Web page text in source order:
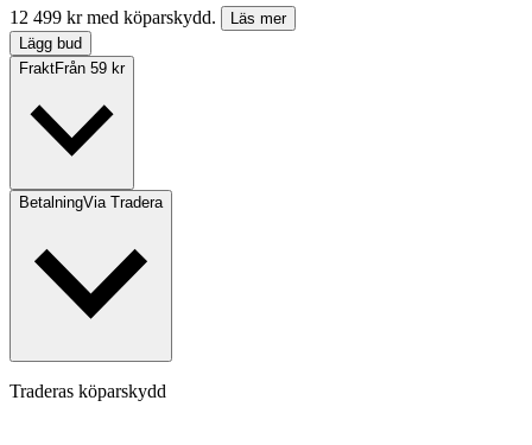
12 499 kr med köparskydd.
Läs mer
Lägg bud
FraktFrån 59 kr
BetalningVia Tradera
Traderas köparskydd